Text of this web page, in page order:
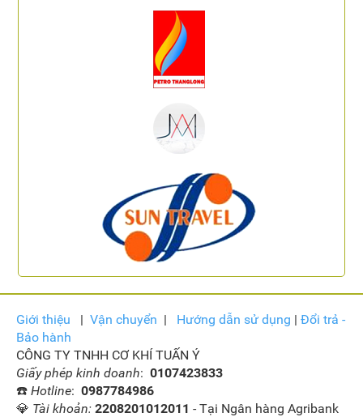
Giới thiệu | Vận chuyển | Hướng dẫn sử dụng | Đổi trả -
Bảo hành
CÔNG TY TNHH CƠ KHÍ TUẤN Ý
Giấy phép kinh doanh: 0107423833
☎️ Hotline: 0987784986
💎 Tài khoản: 2208201012011 - Tại Ngân hàng Agribank